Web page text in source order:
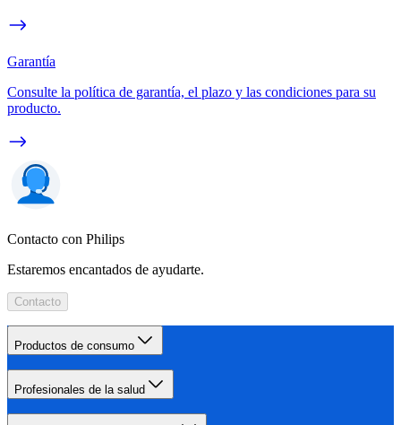
Garantía
Consulte la política de garantía, el plazo y las condiciones para su
producto.
Contacto con Philips
Estaremos encantados de ayudarte.
Contacto
Productos de consumo
Profesionales de la salud